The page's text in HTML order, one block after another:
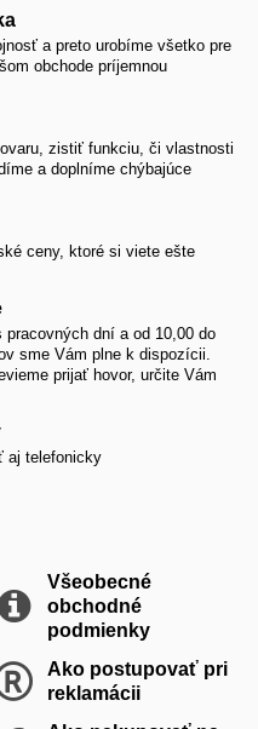
a preto urobíme všetko pre
obchode príjemnou
zistiť funkciu, či vlastnosti
a doplníme chýbajúce
ceny, ktoré si viete ešte
dní a od 10,00 do
sme Vám plne k dispozícii.
prijať hovor, určite Vám
aj telefonicky
Všeobecné
obchodné
podmienky
Ako postupovať pri
reklamácii